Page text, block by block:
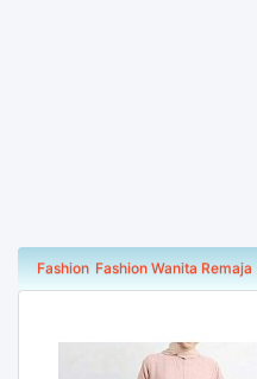
Fashion Fashion Wanita Remaja